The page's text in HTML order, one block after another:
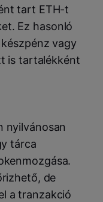
tart ETH-t
Ez hasonló
vagy
is tartalékként
nyilvánosan
tárca
de
a tranzakció